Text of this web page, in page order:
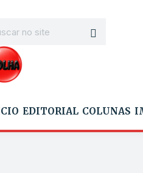
EDITORIAL COLUNAS